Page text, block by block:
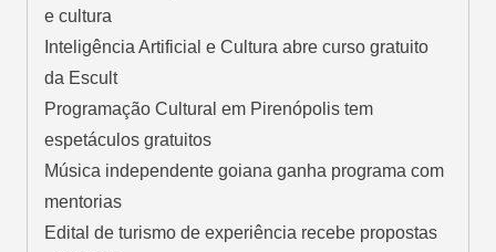
e cultura
Inteligência Artificial e Cultura abre curso gratuito
da Escult
Programação Cultural em Pirenópolis tem
espetáculos gratuitos
Música independente goiana ganha programa com
mentorias
Edital de turismo de experiência recebe propostas